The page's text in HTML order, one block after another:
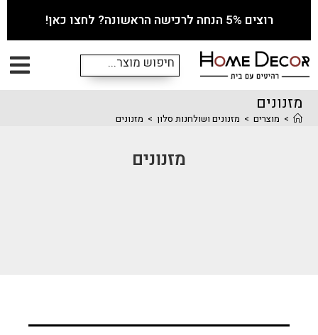
רוצים 5% הנחה לרכישה הראשונה? לחצו כאן!
מזנונים
> מוצרים > מזנונים ושולחנות סלון > מזנונים
מזנונים